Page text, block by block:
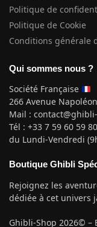
Politique de
Politique de Cookie
Conditions générale
Qui sommes nous ?
Société Française
266 Avenue
Mail :
Tél : +33 7 59 60 59 80
du Lundi-Vendredi
Boutique Ghibli
Rejoignez les
dédiée à cet univers
Ghibli-Shop 2026© –